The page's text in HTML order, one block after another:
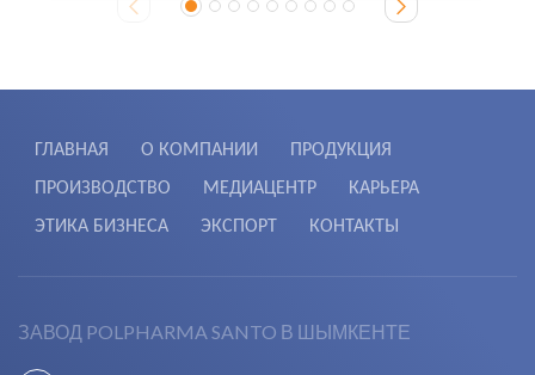
ГЛАВНАЯ О КОМПАНИИ
ПРОДУКЦИЯ
ПРОИЗВОДСТВО
МЕДИАЦЕНТР
КАРЬЕРА
ЭТИКА БИЗНЕСА
ЭКСПОРТ КОНТАКТЫ
ЗАВОД POLPHARMA SANTO В ШЫМКЕНТЕ